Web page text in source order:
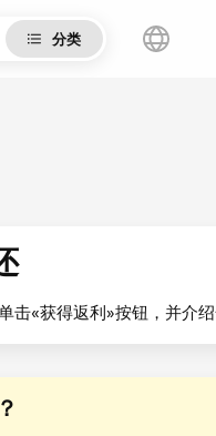
分类
«获得返利»按钮，并介绍